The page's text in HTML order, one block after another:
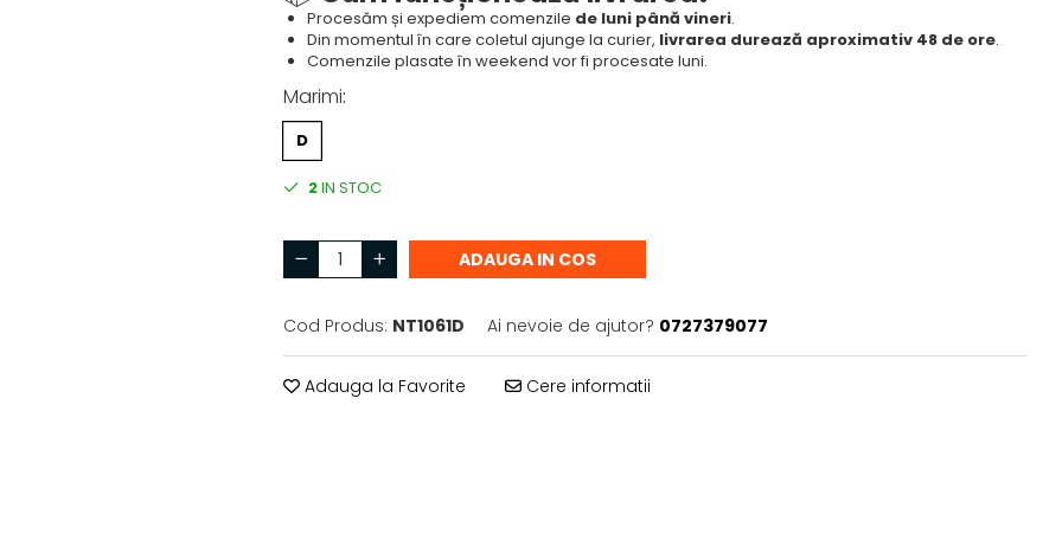
Procesăm și expediem comenzile de luni până vineri.
Din momentul în care coletul ajunge la curier, livrarea durează aproximativ 48 de ore.
Comenzile plasate în weekend vor fi procesate luni.
Marimi:
D
2IN STOC
ADAUGA IN COS
Cod Produs: NT1061D Ai nevoie de ajutor? 0727379077
Adauga la Favorite Cere informatii